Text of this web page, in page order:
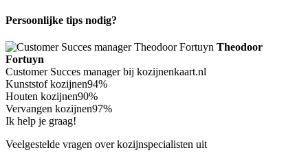
Persoonlijke tips nodig?
Theodoor
Fortuyn
Customer Succes manager bij kozijnenkaart.nl
Kunststof kozijnen94%
Houten kozijnen90%
Vervangen kozijnen97%
Ik help je graag!
Veelgestelde vragen over kozijnspecialisten uit